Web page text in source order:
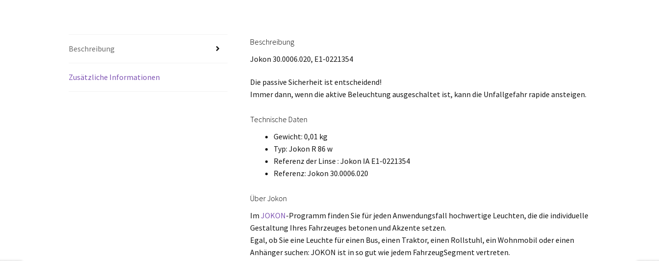
Beschreibung
Zusätzliche Informationen
Beschreibung
Jokon 30.0006.020, E1-0221354
Die passive Sicherheit ist entscheidend!
Immer dann, wenn die aktive Beleuchtung ausgeschaltet ist, kann die Unfallgefahr rapide ansteigen.
Technische Daten
Gewicht: 0,01 kg
Typ: Jokon R 86 w
Referenz der Linse : Jokon IA E1-0221354
Referenz: Jokon 30.0006.020
Über Jokon
ImJOKON-Programm finden Sie für jeden Anwendungsfall hochwertige Leuchten, die die individuelle
Gestaltung Ihres Fahrzeuges betonen und Akzente setzen.
Egal, ob Sie eine Leuchte für einen Bus, einen Traktor, einen Rollstuhl, ein Wohnmobil oder einen
Anhänger suchen: JOKON ist in so gut wie jedem FahrzeugSegment vertreten.